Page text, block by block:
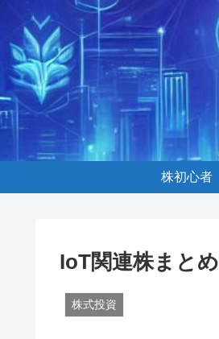
株初心者
IoT関連株まとめ
株式投資